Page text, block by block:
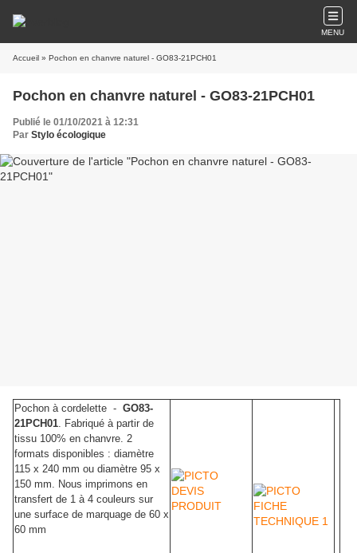
MENU
Accueil » Pochon en chanvre naturel - GO83-21PCH01
Pochon en chanvre naturel - GO83-21PCH01
Publié le 01/10/2021 à 12:31
Par Stylo écologique
Pochon à cordelette - GO83-
21PCH01. Fabriqué à partir de
tissu 100% en chanvre. 2
formats disponibles : diamètre
115 x 240 mm ou diamètre 95 x
150 mm. Nous imprimons en
transfert de 1 à 4 couleurs sur
une surface de marquage de 60 x
60 mm